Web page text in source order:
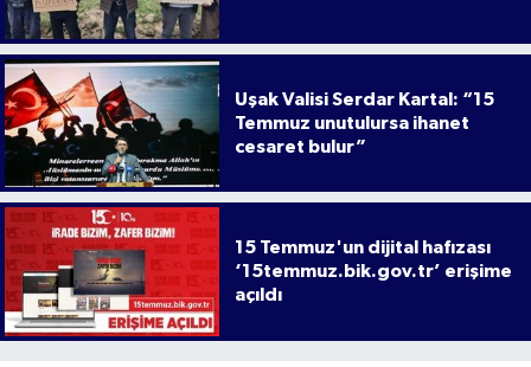
Uşak Valisi Serdar Kartal: “15
Temmuz unutulursa ihanet
cesaret bulur”
15 Temmuz'un dijital hafızası
‘15temmuz.bik.gov.tr’ erişime
açıldı